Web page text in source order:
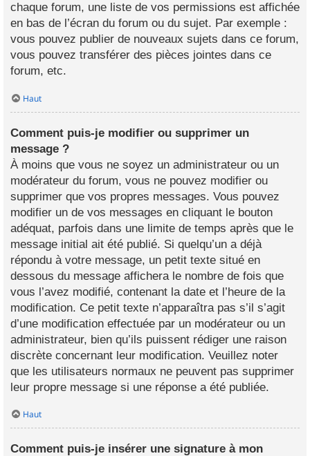
chaque forum, une liste de vos permissions est affichée
en bas de l’écran du forum ou du sujet. Par exemple :
vous pouvez publier de nouveaux sujets dans ce forum,
vous pouvez transférer des pièces jointes dans ce
forum, etc.
Haut
Comment puis-je modifier ou supprimer un
message ?
À moins que vous ne soyez un administrateur ou un
modérateur du forum, vous ne pouvez modifier ou
supprimer que vos propres messages. Vous pouvez
modifier un de vos messages en cliquant le bouton
adéquat, parfois dans une limite de temps après que le
message initial ait été publié. Si quelqu’un a déjà
répondu à votre message, un petit texte situé en
dessous du message affichera le nombre de fois que
vous l’avez modifié, contenant la date et l’heure de la
modification. Ce petit texte n’apparaîtra pas s’il s’agit
d’une modification effectuée par un modérateur ou un
administrateur, bien qu’ils puissent rédiger une raison
discrète concernant leur modification. Veuillez noter
que les utilisateurs normaux ne peuvent pas supprimer
leur propre message si une réponse a été publiée.
Haut
Comment puis-je insérer une signature à mon